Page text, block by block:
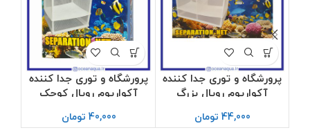
پرورشگاه و توری جدا کننده
آکواریوم رویال بزرگ
44,000 تومان
پرورشگاه و توری جدا کننده
آکواریوم رویال کوچک
40,000 تومان